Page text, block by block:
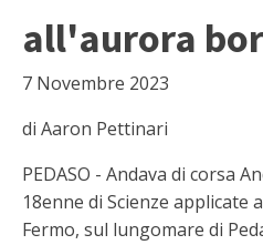
all'aurora
7 Novembre 2023
di Aaron Pettinari
PEDASO - Andava di corsa
18enne di Scienze applicate
Fermo, sul lungomare di